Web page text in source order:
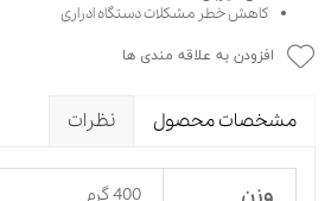
کاهش خطر مشکلات دستگاه ادراری
افزودن به علاقه مندی ها
مشخصات محصول نظرات
وزن 400 گرم